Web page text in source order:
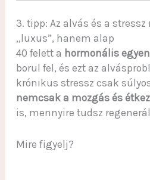
3. tipp: Az alvás és a
„luxus”, hanem alap
40 felett a hormonális
borul fel, és ezt az
krónikus stressz csak
nemcsak a mozgás és
is, mennyire tudsz
Mire figyelj?